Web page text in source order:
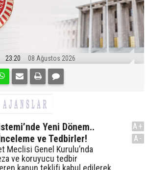
23:20 08 Ağustos 2026
Yeni Dönem..
ve Tedbirler!
Meclisi Genel Kurulu’nda
ve koruyucu tedbir
A+
A-